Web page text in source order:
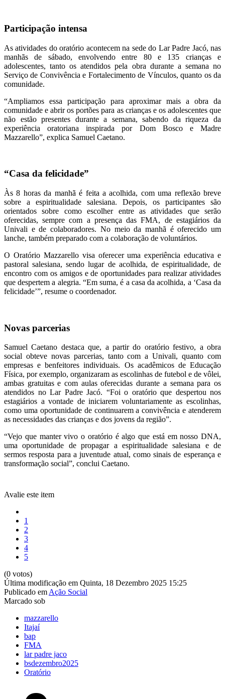
Participação intensa
As atividades do oratório acontecem na sede do Lar Padre Jacó, nas
manhãs de sábado, envolvendo entre 80 e 135 crianças e
adolescentes, tanto os atendidos pela obra durante a semana no
Serviço de Convivência e Fortalecimento de Vínculos, quanto os da
comunidade.
“Ampliamos essa participação para aproximar mais a obra da
comunidade e abrir os portões para as crianças e os adolescentes que
não estão presentes durante a semana, sabendo da riqueza da
experiência oratoriana inspirada por Dom Bosco e Madre
Mazzarello”, explica Samuel Caetano.
“Casa da felicidade”
Às 8 horas da manhã é feita a acolhida, com uma reflexão breve
sobre a espiritualidade salesiana. Depois, os participantes são
orientados sobre como escolher entre as atividades que serão
oferecidas, sempre com a presença das FMA, de estagiários da
Univali e de colaboradores. No meio da manhã é oferecido um
lanche, também preparado com a colaboração de voluntários.
O Oratório Mazzarello visa oferecer uma experiência educativa e
pastoral salesiana, sendo lugar de acolhida, de espiritualidade, de
encontro com os amigos e de oportunidades para realizar atividades
que despertem a alegria. “Em suma, é a casa da acolhida, a ‘Casa da
felicidade’”, resume o coordenador.
Novas parcerias
Samuel Caetano destaca que, a partir do oratório festivo, a obra
social obteve novas parcerias, tanto com a Univali, quanto com
empresas e benfeitores individuais. Os acadêmicos de Educação
Física, por exemplo, organizaram as escolinhas de futebol e de vôlei,
ambas gratuitas e com aulas oferecidas durante a semana para os
atendidos no Lar Padre Jacó. “Foi o oratório que despertou nos
estagiários a vontade de iniciarem voluntariamente as escolinhas,
como uma oportunidade de continuarem a convivência e atenderem
as necessidades das crianças e dos jovens da região”.
“Vejo que manter vivo o oratório é algo que está em nosso DNA,
uma oportunidade de propagar a espiritualidade salesiana e de
sermos resposta para a juventude atual, como sinais de esperança e
transformação social”, conclui Caetano.
Avalie este item
1
2
3
4
5
(0 votos)
Última modificação em Quinta, 18 Dezembro 2025 15:25
Publicado emAção Social
Marcado sob
mazzarello
Itajaí
bap
FMA
lar padre jaco
bsdezembro2025
Oratório